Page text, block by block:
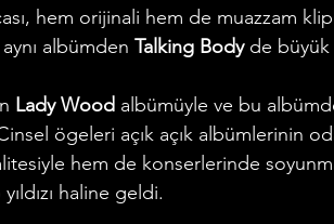
hem orijinali hem de muazzam
albümden Talking Body de büyük
Lady Wood albümüyle ve bu
ögeleri açık açık albümlerinin
hem de konserlerinde
haline geldi.